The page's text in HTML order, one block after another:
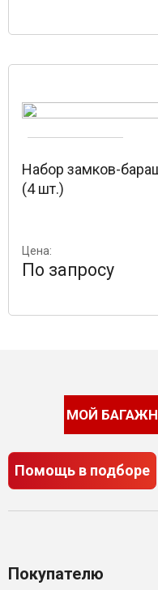
Набор замков-
(4 шт.)
Цена:
По запросу
МОЙ
Помощь в подборе
Покупателю